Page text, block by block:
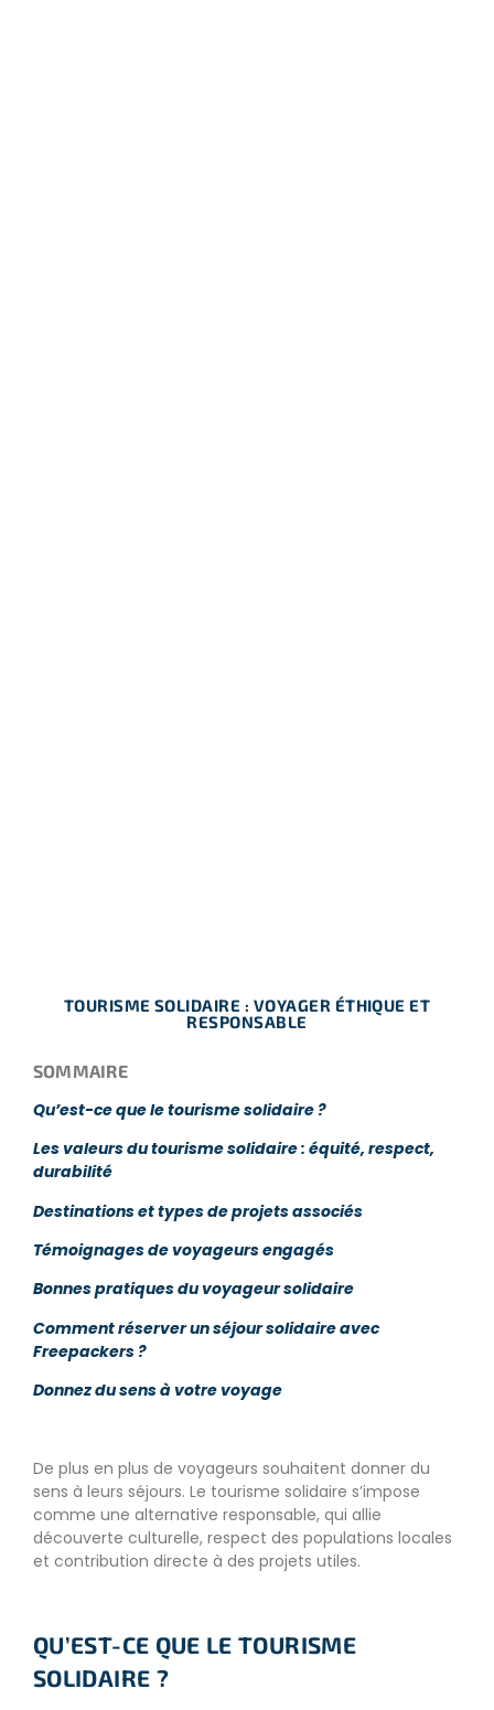
TOURISME SOLIDAIRE : VOYAGER ÉTHIQUE ET
RESPONSABLE
SOMMAIRE
Qu’est-ce que le tourisme solidaire ?
Les valeurs du tourisme solidaire : équité, respect,
durabilité
Destinations et types de projets associés
Témoignages de voyageurs engagés
Bonnes pratiques du voyageur solidaire
Comment réserver un séjour solidaire avec
Freepackers ?
Donnez du sens à votre voyage
De plus en plus de voyageurs souhaitent donner du
sens à leurs séjours. Le tourisme solidaire s’impose
comme une alternative responsable, qui allie
découverte culturelle, respect des populations locales
et contribution directe à des projets utiles.
QU’EST-CE QUE LE TOURISME
SOLIDAIRE ?